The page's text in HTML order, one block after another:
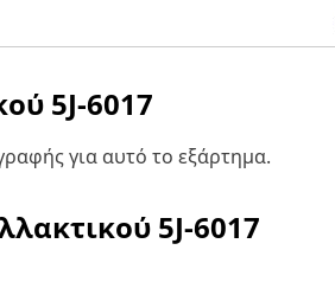
5J-6017
για αυτό το εξάρτημα.
5J-6017